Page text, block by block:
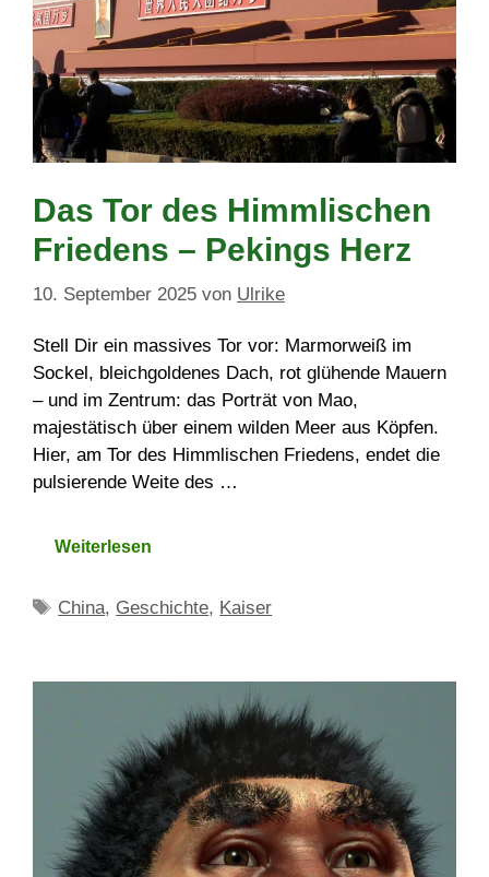
Das Tor des Himmlischen
Friedens – Pekings Herz
10. September 2025 von Ulrike
Stell Dir ein massives Tor vor: Marmorweiß im
Sockel, bleichgoldenes Dach, rot glühende Mauern
– und im Zentrum: das Porträt von Mao,
majestätisch über einem wilden Meer aus Köpfen.
Hier, am Tor des Himmlischen Friedens, endet die
pulsierende Weite des …
Weiterlesen
Schlagwörter
China, Geschichte, Kaiser